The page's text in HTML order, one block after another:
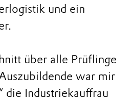
und ein
über alle Prüflinge
war mir
die Industriekauffrau